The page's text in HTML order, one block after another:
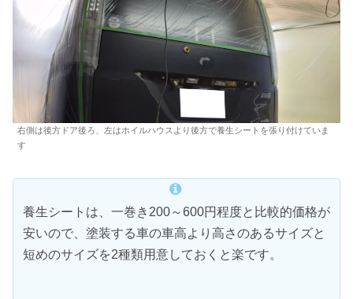
右側は後方ドア後ろ、左はホイルハウスより後方で養生シートを張り付けていま
す
養生シートは、一巻き200～600円程度と比較的価格が
安いので、塗装する車の車高より高さのあるサイズと
短めのサイズを2種類用意しておくと楽です。